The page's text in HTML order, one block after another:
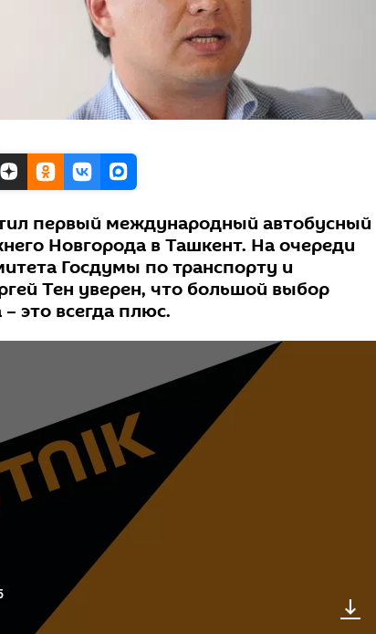
первый международный автобусный
Новгорода в Ташкент. На очереди
Госдумы по транспорту и
Тен уверен, что большой выбор
это всегда плюс.